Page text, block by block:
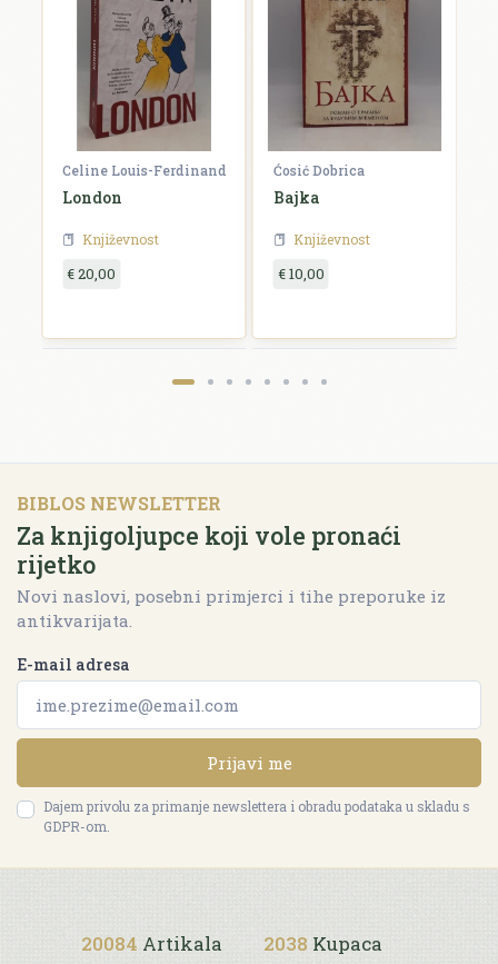
Celine Louis-Ferdinand
London
Književnost
€ 20,00
Ćosić Dobrica
Bajka
Književnost
€ 10,00
BIBLOS NEWSLETTER
Za knjigoljupce koji vole pronaći
rijetko
Novi naslovi, posebni primjerci i tihe preporuke iz
antikvarijata.
E-mail adresa
Prijavi me
Dajem privolu za primanje newslettera i obradu podataka u skladu s
GDPR-om.
20084 Artikala 2038 Kupaca